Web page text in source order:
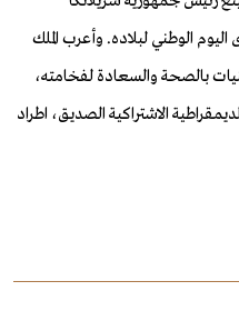
اليوم الوطني لبلاده. وأعرب الملك
بالصحة والسعادة لفخامته،
الاشتراكية الصديق، اطراد